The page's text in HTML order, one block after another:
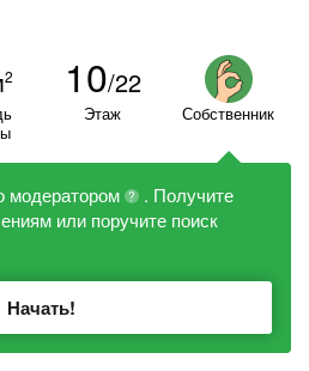
2 10/22
Этаж Собственник
модератором ?
. Получите
или поручите поиск
Начать!